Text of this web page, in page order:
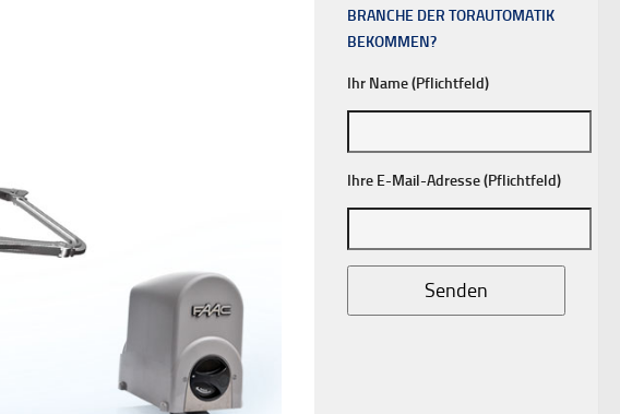
BRANCHE DER TORAUTOMATIK
BEKOMMEN?
Ihr Name (Pflichtfeld)
Ihre E-Mail-Adresse (Pflichtfeld)